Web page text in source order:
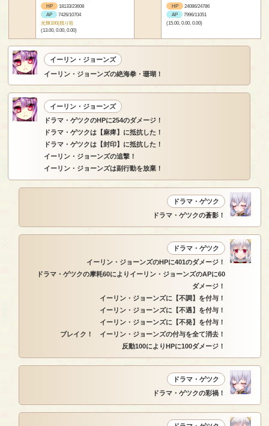
HP
18133/23608
AP
7426/10704
光輝100(残り8)
(13.00, 0.00, 0.00)
HP
24086/24786
AP
7996/11051
(15.00, 0.00, 0.00)
イーリン・ジョーンズ
イーリン・ジョーンズの絶海拳・珊瑚！
イーリン・ジョーンズ
ドラマ・ゲツクのHPに254のダメージ！
ドラマ・ゲツクは【麻痺】に抵抗した！
ドラマ・ゲツクは【封印】に抵抗した！
イーリン・ジョーンズの追撃！
イーリン・ジョーンズは副行動を放棄！
ドラマ・ゲツク
ドラマ・ゲツクの蒼影！
ドラマ・ゲツク
イーリン・ジョーンズのHPに401のダメージ！
ドラマ・ゲツクの摩耗60によりイーリン・ジョーンズのAPに60
ダメージ！
イーリン・ジョーンズに【不調】を付与！
イーリン・ジョーンズに【不遇】を付与！
イーリン・ジョーンズに【不発】を付与！
ブレイク！ イーリン・ジョーンズの付与を全て消去！
反動100によりHPに100ダメージ！
ドラマ・ゲツク
ドラマ・ゲツクの彩禍！